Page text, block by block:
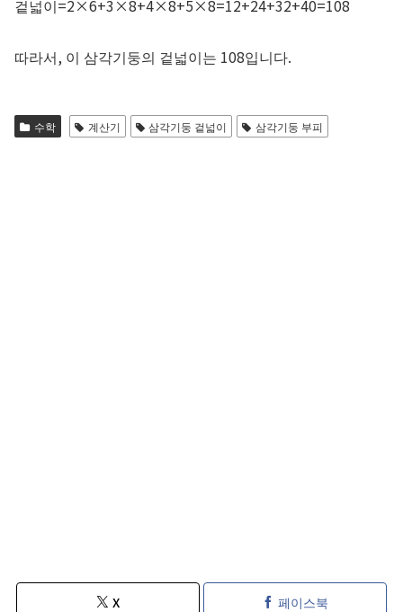
겉넓이=2×6+3×8+4×8+5×8=12+24+32+40=108
따라서, 이 삼각기둥의 겉넓이는 108입니다.
수학 계산기 삼각기둥 겉넓이 삼각기둥 부피
X 페이스북